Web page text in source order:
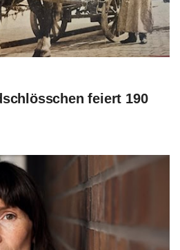
feiert 190